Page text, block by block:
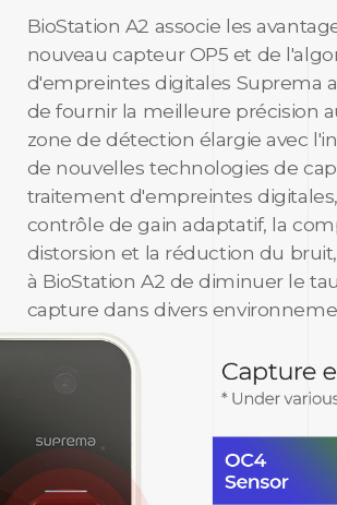
BioStation A2 associe les
nouveau capteur OP5 et de
d'empreintes digitales Suprema
de fournir la meilleure précision
zone de détection élargie avec
de nouvelles technologies de
traitement d'empreintes
contrôle de gain adaptatif, la
distorsion et la réduction du
à BioStation A2 de diminuer le
capture dans divers